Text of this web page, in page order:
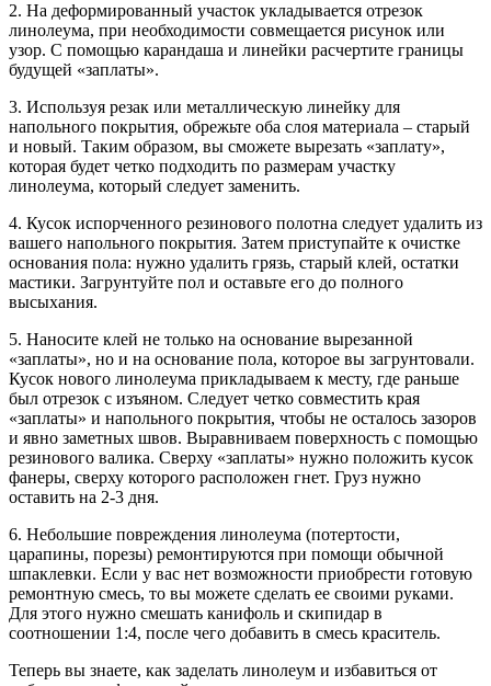
2. На деформированный участок укладывается отрезок
линолеума, при необходимости совмещается рисунок или
узор. С помощью карандаша и линейки расчертите границы
будущей «заплаты».
3. Используя резак или металлическую линейку для
напольного покрытия, обрежьте оба слоя материала – старый
и новый. Таким образом, вы сможете вырезать «заплату»,
которая будет четко подходить по размерам участку
линолеума, который следует заменить.
4. Кусок испорченного резинового полотна следует удалить из
вашего напольного покрытия. Затем приступайте к очистке
основания пола: нужно удалить грязь, старый клей, остатки
мастики. Загрунтуйте пол и оставьте его до полного
высыхания.
5. Наносите клей не только на основание вырезанной
«заплаты», но и на основание пола, которое вы загрунтовали.
Кусок нового линолеума прикладываем к месту, где раньше
был отрезок с изъяном. Следует четко совместить края
«заплаты» и напольного покрытия, чтобы не осталось зазоров
и явно заметных швов. Выравниваем поверхность с помощью
резинового валика. Сверху «заплаты» нужно положить кусок
фанеры, сверху которого расположен гнет. Груз нужно
оставить на 2-3 дня.
6. Небольшие повреждения линолеума (потертости,
царапины, порезы) ремонтируются при помощи обычной
шпаклевки. Если у вас нет возможности приобрести готовую
ремонтную смесь, то вы можете сделать ее своими руками.
Для этого нужно смешать канифоль и скипидар в
соотношении 1:4, после чего добавить в смесь краситель.
Теперь вы знаете, как заделать линолеум и избавиться от